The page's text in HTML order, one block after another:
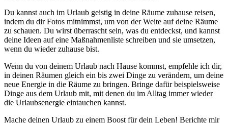
Du kannst auch im Urlaub geistig in deine Räume zuhause reisen,
indem du dir Fotos mitnimmst, um von der Weite auf deine Räume
zu schauen. Du wirst überrascht sein, was du entdeckst, und kannst
deine Ideen auf eine Maßnahmenliste schreiben und sie umsetzen,
wenn du wieder zuhause bist.
Wenn du von deinem Urlaub nach Hause kommst, empfehle ich dir,
in deinen Räumen gleich ein bis zwei Dinge zu verändern, um deine
neue Energie in die Räume zu bringen. Bringe dafür beispielsweise
Dinge aus dem Urlaub mit, mit denen du im Alltag immer wieder
die Urlaubsenergie eintauchen kannst.
Mache deinen Urlaub zu einem Boost für dein Leben! Berichte mir